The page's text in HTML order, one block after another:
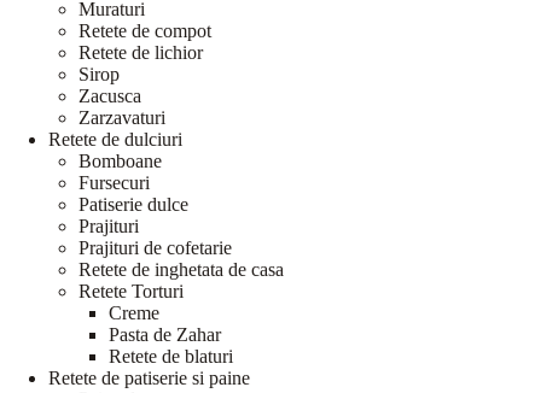
Muraturi
Retete de compot
Retete de lichior
Sirop
Zacusca
Zarzavaturi
Retete de dulciuri
Bomboane
Fursecuri
Patiserie dulce
Prajituri
Prajituri de cofetarie
Retete de inghetata de casa
Retete Torturi
Creme
Pasta de Zahar
Retete de blaturi
Retete de patiserie si paine